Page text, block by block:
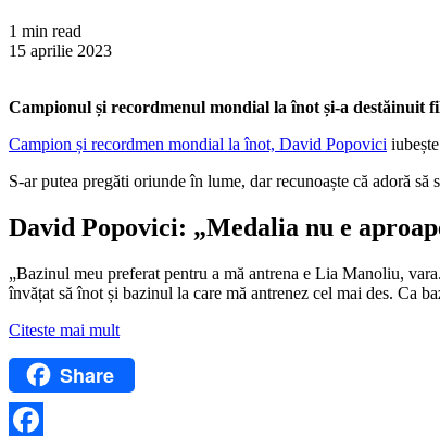
1 min read
15 aprilie 2023
Campionul și recordmenul mondial la înot și-a destăinuit
Campion și recordmen mondial la înot, David Popovici
S-ar putea pregăti oriunde în lume, dar recunoaște că adoră
David Popovici: „Medalia nu e
„Bazinul meu preferat pentru a mă antrena e Lia Manoliu,
învățat să înot și bazinul la care mă antrenez cel mai des. Ca
Citeste mai mult
Share